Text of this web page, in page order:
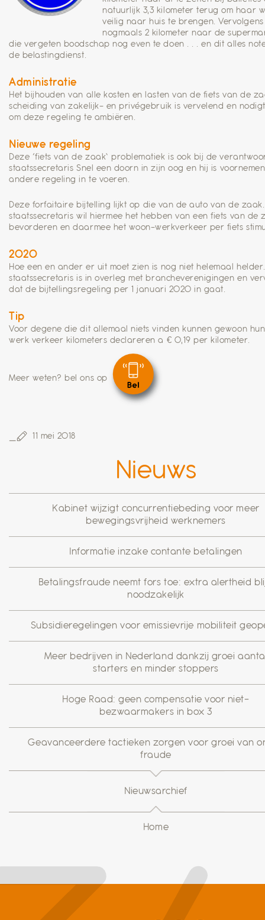
natuurlijk 3,3 kilometer terug om haar
veilig naar huis te brengen. Vervolgens
nogmaals 2 kilometer naar de
die vergeten boodschap nog even te doen . . . en dit alles
de belastingdienst.
Administratie
Het bijhouden van alle kosten en lasten van de fiets van de
scheiding van zakelijk- en privégebruik is vervelend en
om deze regeling te ambiëren.
Nieuwe regeling
Deze ‘fiets van de zaak’ problematiek is ook bij de
staatssecretaris Snel een doorn in zijn oog en hij is
andere regeling in te voeren.
Deze forfaitaire bijtelling lijkt op die van de auto van de zaak.
staatssecretaris wil hiermee het hebben van een fiets van de
bevorderen en daarmee het woon-werkverkeer per fiets
2020
Hoe een en ander er uit moet zien is nog niet helemaal
staatssecretaris is in overleg met brancheverenigingen en
dat de bijtellingsregeling per 1 januari 2020 in gaat.
Tip
Voor degene die dit allemaal niets vinden kunnen gewoon
werk verkeer kilometers declareren a € 0,19 per kilometer.
Meer weten? bel ons op
11 mei 2018
Nieuws
Kabinet wijzigt concurrentiebeding voor meer
bewegingsvrijheid werknemers
Informatie inzake contante betalingen
Betalingsfraude neemt fors toe: extra alertheid
noodzakelijk
Subsidieregelingen voor emissievrije mobiliteit
Meer bedrijven in Nederland dankzij groei
starters en minder stoppers
Hoge Raad: geen compensatie voor niet-
bezwaarmakers in box 3
Geavanceerdere tactieken zorgen voor groei van
fraude
Nieuwsarchief
Home